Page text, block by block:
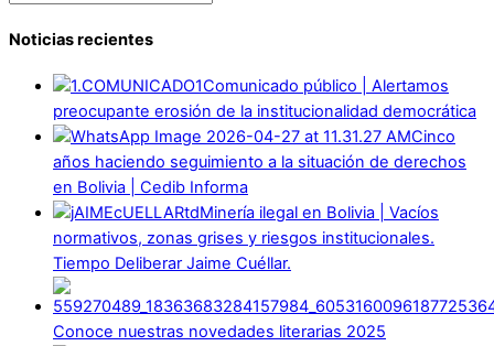
Noticias recientes
Comunicado público | Alertamos
preocupante erosión de la institucionalidad democrática
Cinco
años haciendo seguimiento a la situación de derechos
en Bolivia | Cedib Informa
Minería ilegal en Bolivia | Vacíos
normativos, zonas grises y riesgos institucionales.
Tiempo Deliberar Jaime Cuéllar.
Conoce nuestras novedades literarias 2025